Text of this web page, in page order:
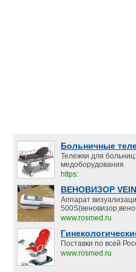
Больничные
Тележки для
медоборудования.
https:
ВЕНОВИЗОР VEIN
Аппарат
www.rosmed.ru
Поставки по всей
www.rosmed.ru